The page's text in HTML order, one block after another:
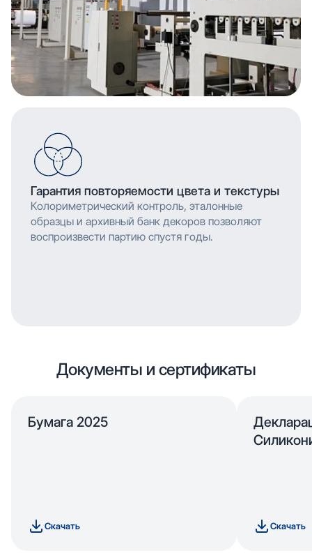
Гарантия повторяемости цвета и текстуры
Колориметрический контроль, эталонные
образцы и архивный банк декоров позволяют
воспроизвести партию спустя годы.
Документы и сертификаты
Бумага 2025
Скачать Скачать